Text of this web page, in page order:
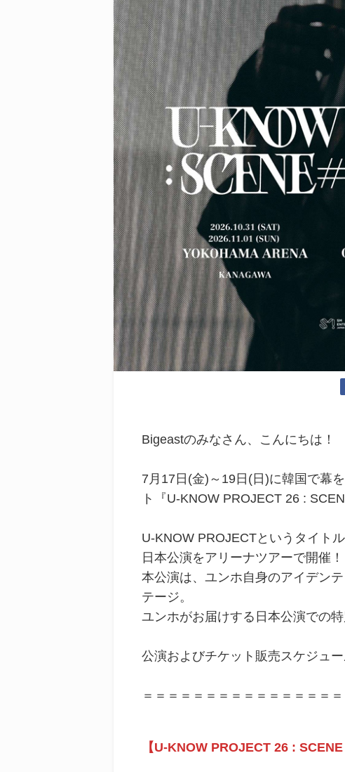
Bigeastのみなさん、こんにちは！
7月17日(金)～19日(日)に韓国で幕
ト『U-KNOW PROJECT 26 :
U-KNOW PROJECTというタイト
日本公演をアリーナツアーで開催！
本公演は、ユンホ自身のアイデン
テージ。
ユンホがお届けする日本公演での
公演およびチケット販売スケジュ
＝＝＝＝＝＝＝＝＝＝＝＝＝＝＝
【U-KNOW PROJECT 26 : SCENE